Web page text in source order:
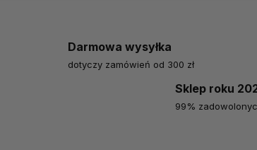
Darmowa wysyłka
dotyczy zamówień od 300 zł
Sklep roku
99%